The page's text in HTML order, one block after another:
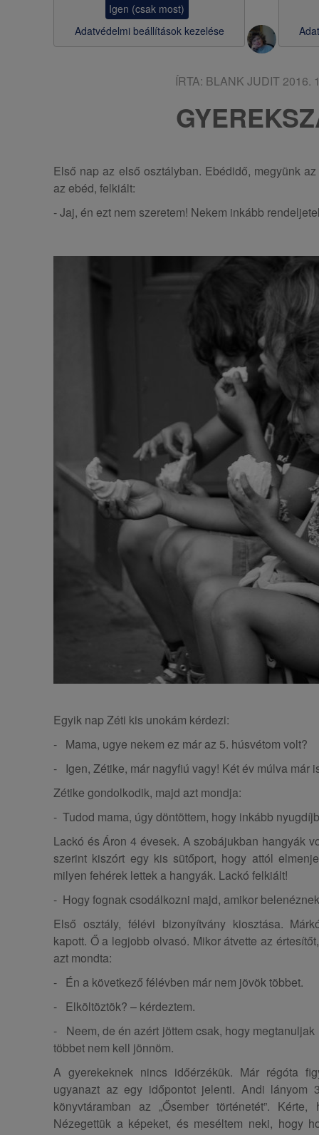
Igen (csak most)
Adatvédelmi beállítások kezelése
ÍRTA: BLANK JUDIT 2016.
Első nap az első osztályban. Ebédidő, megyünk
az ebéd, felkiált:
- Jaj, én ezt nem szeretem! Nekem inkább
Egyik nap Zéti kis unokám kérdezi:
- Mama, ugye nekem ez már az 5. húsvétom volt?
- Igen, Zétike, már nagyfiú vagy! Két év múlva már
Zétike gondolkodik, majd azt mondja:
- Tudod mama, úgy döntöttem, hogy inkább
Lackó és Áron 4 évesek. A szobájukban hangyák
szerint kiszórt egy kis sütőport, hogy attól
milyen fehérek lettek a hangyák. Lackó felkiált!
- Hogy fognak csodálkozni majd, amikor
Első osztály, félévi bizonyítvány kiosztása.
kapott. Ő a legjobb olvasó. Mikor átvette az
azt mondta:
- Én a következő félévben már nem jövök többet.
- Elköltöztök? – kérdeztem.
- Neem, de én azért jöttem csak, hogy
többet nem kell jönnöm.
A gyerekeknek nincs időérzékük. Már régóta
ugyanazt az egy időpontot jelenti. Andi lányom
könyvtáramban az „Ősember történetét”.
Nézegettük a képeket, és meséltem neki, hogy